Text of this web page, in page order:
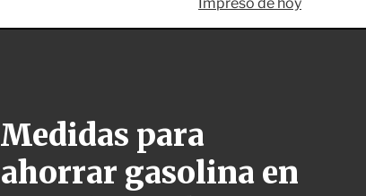
i
a
Medidas para
ahorrar gasolina en